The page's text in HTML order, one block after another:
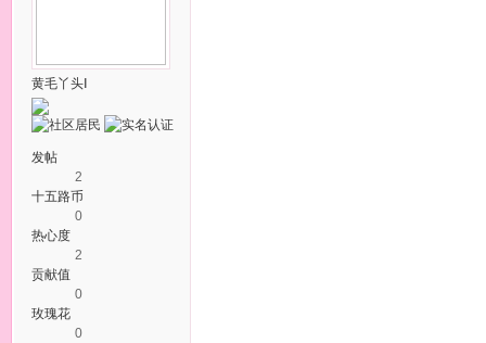
黄毛丫头Ⅰ
发帖
2
十五路币
0
热心度
2
贡献值
0
玫瑰花
0